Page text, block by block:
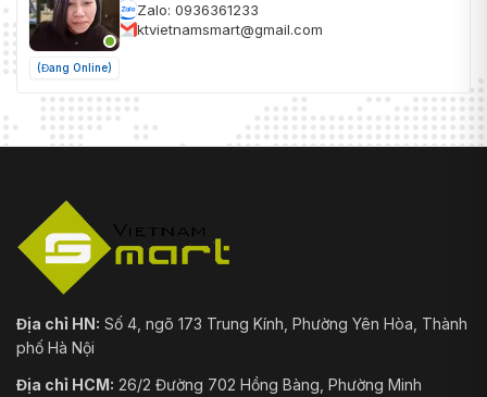
(Đang Online)
Zalo: 0936361233
ktvietnamsmart@gmail.com
Địa chỉ HN: Số 4, ngõ 173 Trung Kính, Phường Yên Hòa, Thành
phố Hà Nội
Địa chỉ HCM: 26/2 Đường 702 Hồng Bàng, Phường Minh